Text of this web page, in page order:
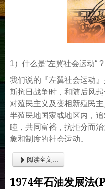
1）什么是“左翼社会运动“ ?
我们说的『左翼社会运动
斯抗日战争时，和随后风
对殖民主义及变相新殖民
半殖民地国家或地区内，
睦，共同富裕，抗拒分而
象和制度的社会运动。
阅读全文...
1974年石油发展法